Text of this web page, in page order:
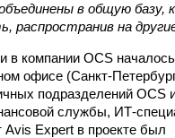
в общую базу,
распространив на
в компании OCS
офисе (Санкт-
подразделений OCS
службы, ИТ-
Expert в проекте был